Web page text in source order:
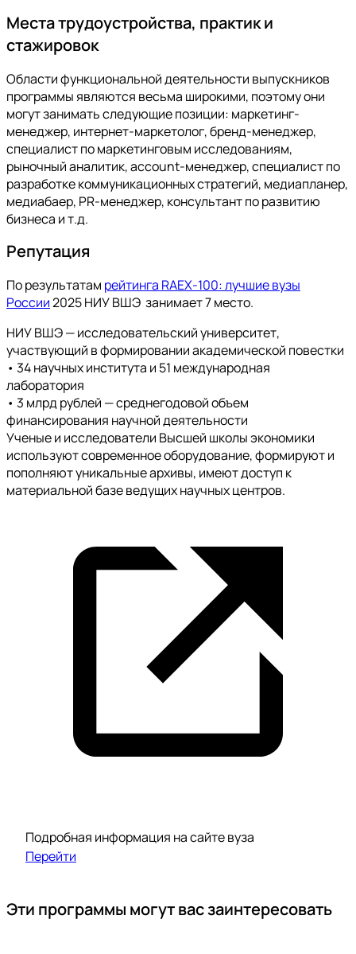
Места трудоустройства, практик и
стажировок
Области функциональной деятельности выпускников
программы являются весьма широкими, поэтому они
могут занимать следующие позиции: маркетинг-
менеджер, интернет-маркетолог, бренд-менеджер,
специалист по маркетинговым исследованиям,
рыночный аналитик, аccount-менеджер, специалист по
разработке коммуникационных стратегий, медиапланер,
медиабаер, PR-менеджер, консультант по развитию
бизнеса и т.д.
Репутация
По результатам рейтинга RAEX-100: лучшие вузы
России2025 НИУ ВШЭ занимает 7 место.
НИУ ВШЭ — исследовательский университет,
участвующий в формировании академической повестки
• 34 научных института и 51 международная
лаборатория
• 3 млрд рублей — среднегодовой объем
финансирования научной деятельности
Ученые и исследователи Высшей школы экономики
используют современное оборудование, формируют и
пополняют уникальные архивы, имеют доступ к
материальной базе ведущих научных центров.
Подробная информация на сайте вуза
Перейти
Эти программы могут вас заинтересовать